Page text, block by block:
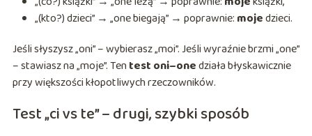
„(kto?) dzieci” → „one biegają” → poprawnie: mojedzieci.
Jeśli słyszysz „oni” – wybierasz „moi”. Jeśli wyraźnie brzmi „one”
– stawiasz na „moje”. Tentest oni–onedziała błyskawicznie
przy większości kłopotliwych rzeczowników.
Test „ci vs te” – drugi, szybki sposób